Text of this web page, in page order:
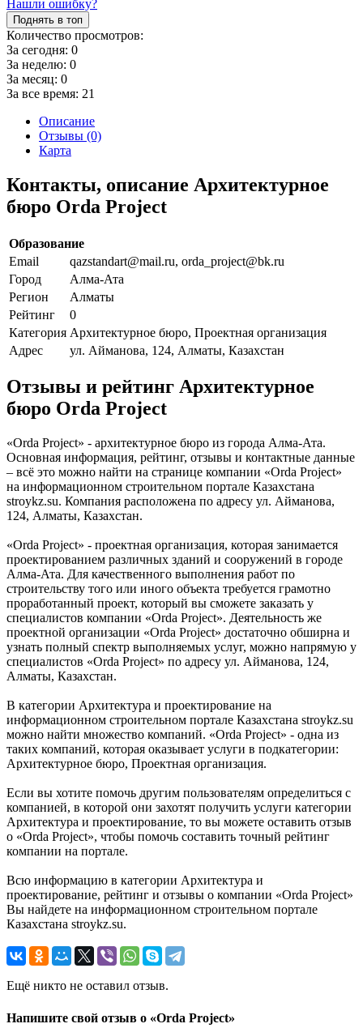
Нашли ошибку?
Поднять в топ
Количество просмотров:
За сегодня: 0
За неделю: 0
За месяц: 0
За все время: 21
Описание
Отзывы (0)
Карта
Контакты, описание Архитектурное
бюро Orda Project
Образование
Email
qazstandart@mail.ru, orda_project@bk.ru
Город
Алма-Ата
Регион
Алматы
Рейтинг
0
Категория Архитектурное бюро, Проектная организация
Адрес
ул. Айманова, 124, Алматы, Казахстан
Отзывы и рейтинг Архитектурное
бюро Orda Project
«Orda Project» - архитектурное бюро из города Алма-Ата.
Основная информация, рейтинг, отзывы и контактные данные
– всё это можно найти на странице компании «Orda Project»
на информационном строительном портале Казахстана
stroykz.su. Компания расположена по адресу ул. Айманова,
124, Алматы, Казахстан.
«Orda Project» - проектная организация, которая занимается
проектированием различных зданий и сооружений в городе
Алма-Ата. Для качественного выполнения работ по
строительству того или иного объекта требуется грамотно
проработанный проект, который вы сможете заказать у
специалистов компании «Orda Project». Деятельность же
проектной организации «Orda Project» достаточно обширна и
узнать полный спектр выполняемых услуг, можно напрямую у
специалистов «Orda Project» по адресу ул. Айманова, 124,
Алматы, Казахстан.
В категории Архитектура и проектирование на
информационном строительном портале Казахстана stroykz.su
можно найти множество компаний. «Orda Project» - одна из
таких компаний, которая оказывает услуги в подкатегории:
Архитектурное бюро, Проектная организация.
Если вы хотите помочь другим пользователям определиться с
компанией, в которой они захотят получить услуги категории
Архитектура и проектирование, то вы можете оставить отзыв
о «Orda Project», чтобы помочь составить точный рейтинг
компании на портале.
Всю информацию в категории Архитектура и
проектирование, рейтинг и отзывы о компании «Orda Project»
Вы найдете на информационном строительном портале
Казахстана stroykz.su.
Ещё никто не оставил отзыв.
Напишите свой отзыв о «Orda Project»